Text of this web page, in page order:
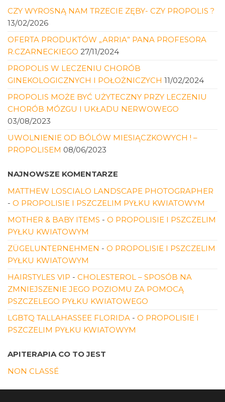
CZY WYROSNĄ NAM TRZECIE ZĘBY- CZY PROPOLIS ?
13/02/2026
OFERTA PRODUKTÓW „ARRIA” PANA PROFESORA
R.CZARNECKIEGO 27/11/2024
PROPOLIS W LECZENIU CHORÓB
GINEKOLOGICZNYCH I POŁOŻNICZYCH 11/02/2024
PROPOLIS MOŻE BYĆ UŻYTECZNY PRZY LECZENIU
CHORÓB MÓZGU I UKŁADU NERWOWEGO
03/08/2023
UWOLNIENIE OD BÓLÓW MIESIĄCZKOWYCH ! –
PROPOLISEM 08/06/2023
NAJNOWSZE KOMENTARZE
MATTHEW LOSCIALO LANDSCAPE PHOTOGRAPHER
- O PROPOLISIE I PSZCZELIM PYŁKU KWIATOWYM
MOTHER & BABY ITEMS - O PROPOLISIE I PSZCZELIM
PYŁKU KWIATOWYM
ZÜGELUNTERNEHMEN - O PROPOLISIE I PSZCZELIM
PYŁKU KWIATOWYM
HAIRSTYLES VIP - CHOLESTEROL – SPOSÓB NA
ZMNIEJSZENIE JEGO POZIOMU ZA POMOCĄ
PSZCZELEGO PYŁKU KWIATOWEGO
LGBTQ TALLAHASSEE FLORIDA - O PROPOLISIE I
PSZCZELIM PYŁKU KWIATOWYM
APITERAPIA CO TO JEST
NON CLASSÉ